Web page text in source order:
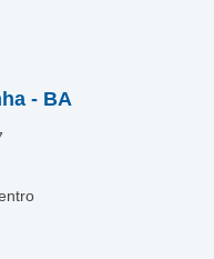
- BA